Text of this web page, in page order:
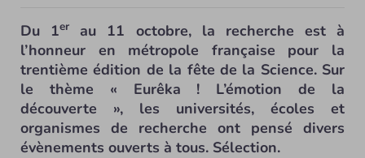
Du 1er
au 11 octobre, la recherche est à
l’honneur en métropole française pour la
trentième édition de la fête de la Science. Sur
le thème « Eurêka ! L’émotion de la
découverte », les universités, écoles et
organismes de recherche ont pensé divers
évènements ouverts à tous. Sélection.